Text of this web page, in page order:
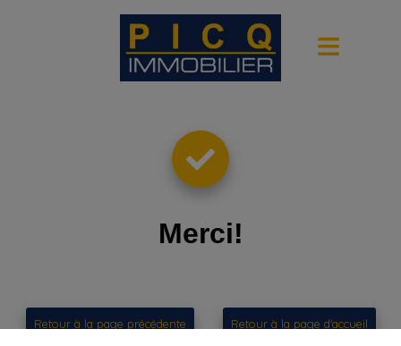
Merci!
Retour à la page précédente Retour à la page d'accueil